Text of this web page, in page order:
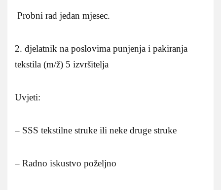
Probni rad jedan mjesec.
2. djelatnik na poslovima punjenja i pakiranja
tekstila (m/ž) 5 izvršitelja
Uvjeti:
– SSS tekstilne struke ili neke druge struke
– Radno iskustvo poželjno